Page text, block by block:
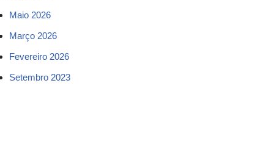
Maio 2026
Março 2026
Fevereiro 2026
Setembro 2023